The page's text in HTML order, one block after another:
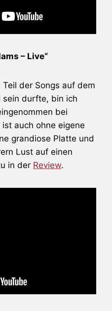
– Live“
der Songs auf dem
durfte, bin ich
bei
auch ohne eigene
grandiose Platte und
Lust auf einen
in der Review.